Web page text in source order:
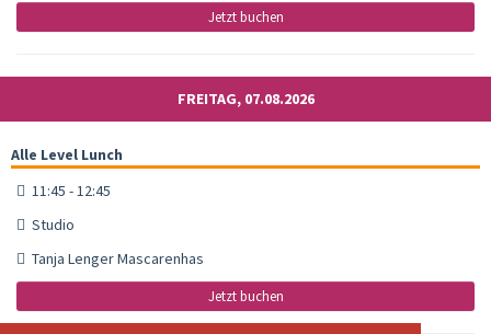
Jetzt buchen
FREITAG, 07.08.2026
Alle Level Lunch
11:45 - 12:45
Studio
Tanja Lenger Mascarenhas
Jetzt buchen